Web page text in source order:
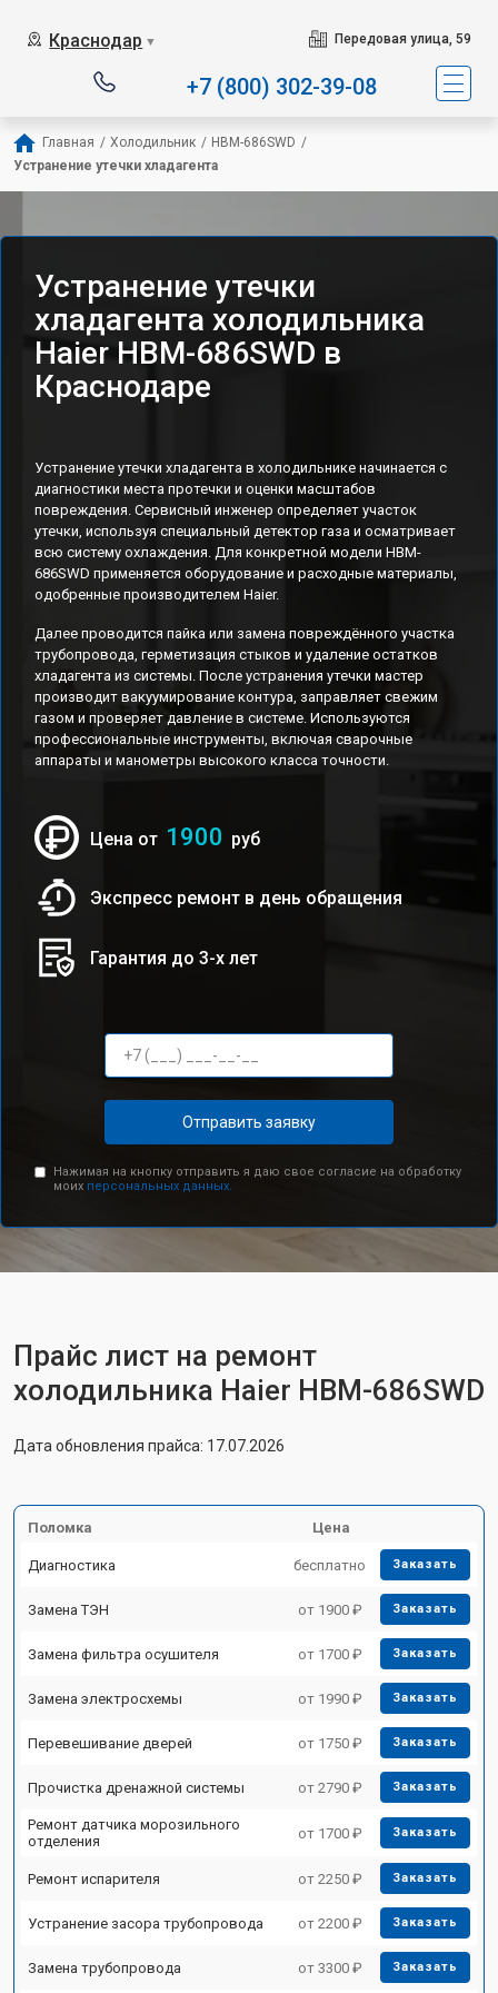
Краснодар ▼ Передовая улица, 59
+7 (800) 302-39-08
Главная / Холодильник / HBM-686SWD /
Устранение утечки хладагента
Устранение утечки
хладагента холодильника
Haier HBM-686SWD в
Краснодаре
Устранение утечки хладагента в холодильнике начинается с
диагностики места протечки и оценки масштабов
повреждения. Сервисный инженер определяет участок
утечки, используя специальный детектор газа и осматривает
всю систему охлаждения. Для конкретной модели HBM-
686SWD применяется оборудование и расходные материалы,
одобренные производителем Haier.
Далее проводится пайка или замена повреждённого участка
трубопровода, герметизация стыков и удаление остатков
хладагента из системы. После устранения утечки мастер
производит вакуумирование контура, заправляет свежим
газом и проверяет давление в системе. Используются
профессиональные инструменты, включая сварочные
аппараты и манометры высокого класса точности.
Цена от 1900 руб
Экспресс ремонт в день обращения
Гарантия до 3-х лет
Отправить заявку
Нажимая на кнопку отправить я даю свое согласие на обработку
моих персональных данных.
Прайс лист на ремонт
холодильника Haier HBM-686SWD
Дата обновления прайса: 17.07.2026
Поломка Цена
Диагностика бесплатно Заказать
Замена ТЭН от 1900 ₽ Заказать
Замена фильтра осушителя от 1700 ₽ Заказать
Замена электросхемы от 1990 ₽ Заказать
Перевешивание дверей от 1750 ₽ Заказать
Прочистка дренажной системы от 2790 ₽ Заказать
Ремонт датчика морозильного
отделения
от 1700 ₽ Заказать
Ремонт испарителя от 2250 ₽ Заказать
Устранение засора трубопровода от 2200 ₽ Заказать
Замена трубопровода от 3300 ₽ Заказать